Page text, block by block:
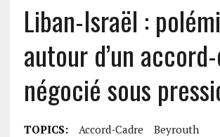
Liban-Israël :
autour d’un
négocié sous
TOPICS: Accord-Cadre
Beyrouth